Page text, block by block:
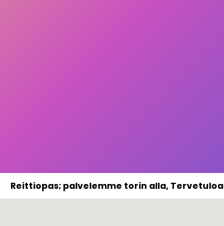
Reittiopas; palvelemme torin alla, Tervetuloa